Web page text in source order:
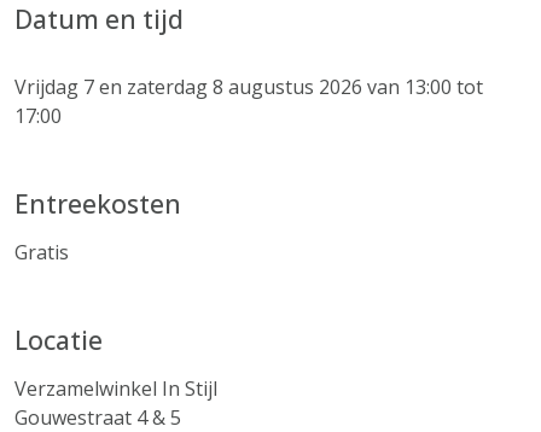
Datum en tijd
Vrijdag 7 en zaterdag 8 augustus 2026 van 13:00 tot
17:00
Entreekosten
Gratis
Locatie
Verzamelwinkel In Stijl
Gouwestraat 4 & 5